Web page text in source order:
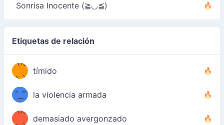
Sonrisa Inocente (≧◡≦)
Etiquetas de relación
（/｡
＼)
tímido
̿' ̿'\̵͇̿̿
\з=( ͡
°_̯͡°
)=ε/̵͇̿̿/'̿
la violencia armada
（/｡
demasiado avergonzado